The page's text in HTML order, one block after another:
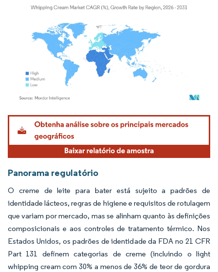
Imagem © Mordor Intelligence. O reuso requer atribuição conforme CC BY 4.0.
Panorama regulatório
O creme de leite para bater está sujeito a padrões de
identidade lácteos, regras de higiene e requisitos de rotulagem
que variam por mercado, mas se alinham quanto às definições
composicionais e aos controles de tratamento térmico. Nos
Estados Unidos, os padrões de identidade da FDA no 21 CFR
Part 131 definem categorias de creme (incluindo o light
whipping cream com 30% a menos de 36% de teor de gordura